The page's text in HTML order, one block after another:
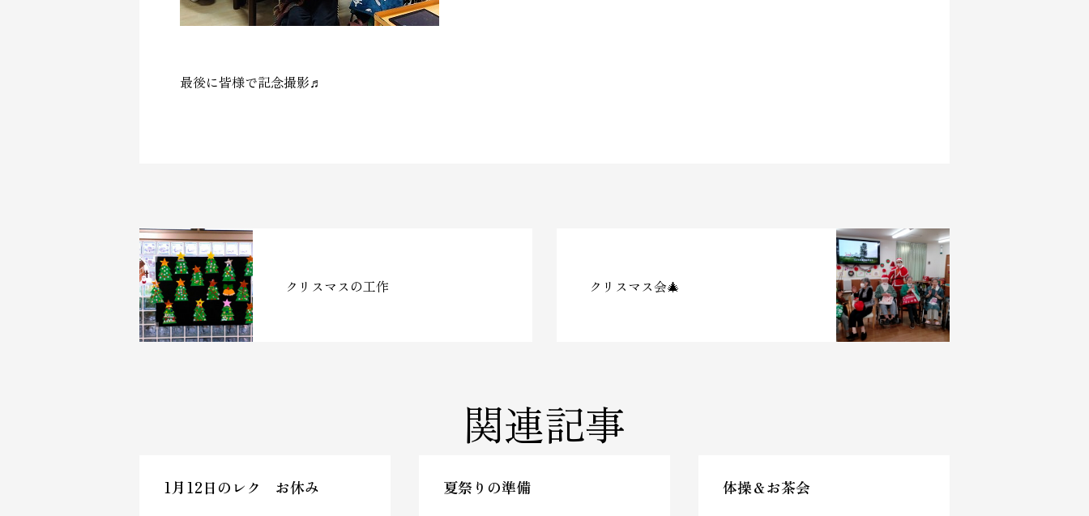
最後に皆様で記念撮影♬
クリスマスの工作 クリスマス会🎄
関連記事
1月12日のレク お休み 夏祭りの準備 体操＆お茶会